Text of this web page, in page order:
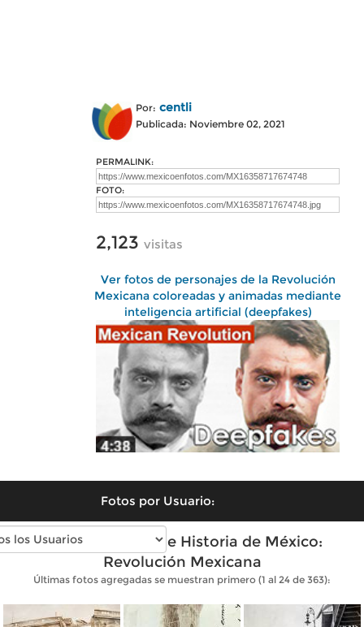
Por: centli
Publicada: Noviembre 02, 2021
PERMALINK:
FOTO:
2,123 visitas
Ver fotos de personajes de la Revolución
Mexicana coloreadas y animadas mediante
inteligencia artificial (deepfakes)
Fotos por Usuario:
Fotos antiguas de Historia de México:
Revolución Mexicana
Últimas fotos agregadas se muestran primero (1 al 24 de 363):